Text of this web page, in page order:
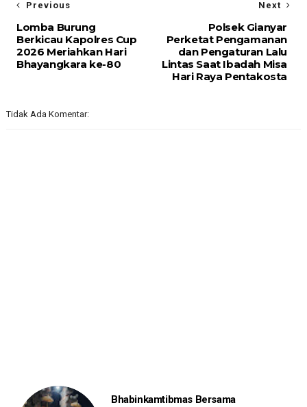
Next
Polsek Gianyar
Perketat Pengamanan
dan Pengaturan Lalu
Lintas Saat Ibadah Misa
Hari Raya Pentakosta
Previous
Lomba Burung
Berkicau Kapolres Cup
2026 Meriahkan Hari
Bhayangkara ke-80
Tidak Ada Komentar:
Bhabinkamtibmas Bersama